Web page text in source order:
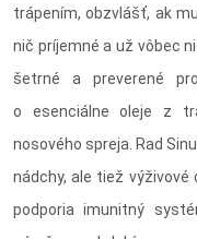
trápením, obzvlášť, ak
nič príjemné a už vôbec
šetrné a preverené
o esenciálne oleje z
nosového spreja. Rad
nádchy, ale tiež výživové
podporia imunitný